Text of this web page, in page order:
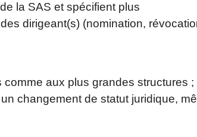
la SAS et spécifient plus
dirigeant(s) (nomination,
aux plus grandes structures ;
changement de statut juridique,